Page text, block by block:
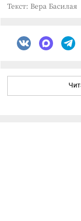
Текст: Вера Басилая